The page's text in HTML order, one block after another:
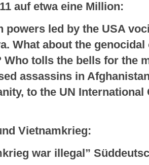
auf etwa eine Million:
powers led by the USA
What about the
Who tolls the bells for the
assassins in
to the UN
Vietnamkrieg:
war illegal”